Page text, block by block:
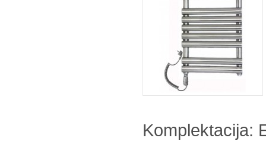
Komplektacija: